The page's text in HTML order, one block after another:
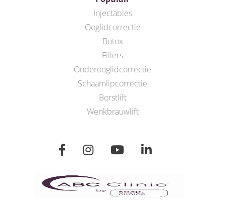
Injectables
Ooglidcorrectie
Botox
Fillers
Onderooglidcorrectie
Schaamlipcorrectie
Borstlift
Wenkbrauwlift